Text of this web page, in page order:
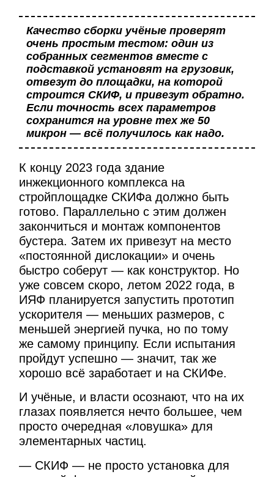
Качество сборки учёные проверят
очень простым тестом: один из
собранных сегментов вместе с
подставкой установят на грузовик,
отвезут до площадки, на которой
строится СКИФ, и привезут обратно.
Если точность всех параметров
сохранится на уровне тех же 50
микрон — всё получилось как надо.
К концу 2023 года здание
инжекционного комплекса на
стройплощадке СКИФа должно быть
готово. Параллельно с этим должен
закончиться и монтаж компонентов
бустера. Затем их привезут на место
«постоянной дислокации» и очень
быстро соберут — как конструктор. Но
уже совсем скоро, летом 2022 года, в
ИЯФ планируется запустить прототип
ускорителя — меньших размеров, с
меньшей энергией пучка, но по тому
же самому принципу. Если испытания
пройдут успешно — значит, так же
хорошо всё заработает и на СКИФе.
И учёные, и власти осознают, что на их
глазах появляется нечто большее, чем
просто очередная «ловушка» для
элементарных частиц.
— СКИФ — не просто установка для